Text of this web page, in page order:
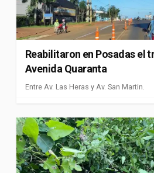
Reabilitaron en Posadas el
Avenida Quaranta
Entre Av. Las Heras y Av. San Martin.